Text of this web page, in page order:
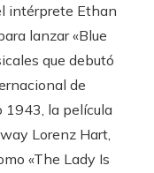
intérprete Ethan
lanzar «Blue
que debutó
de
1943, la película
Lorenz Hart,
«The Lady Is